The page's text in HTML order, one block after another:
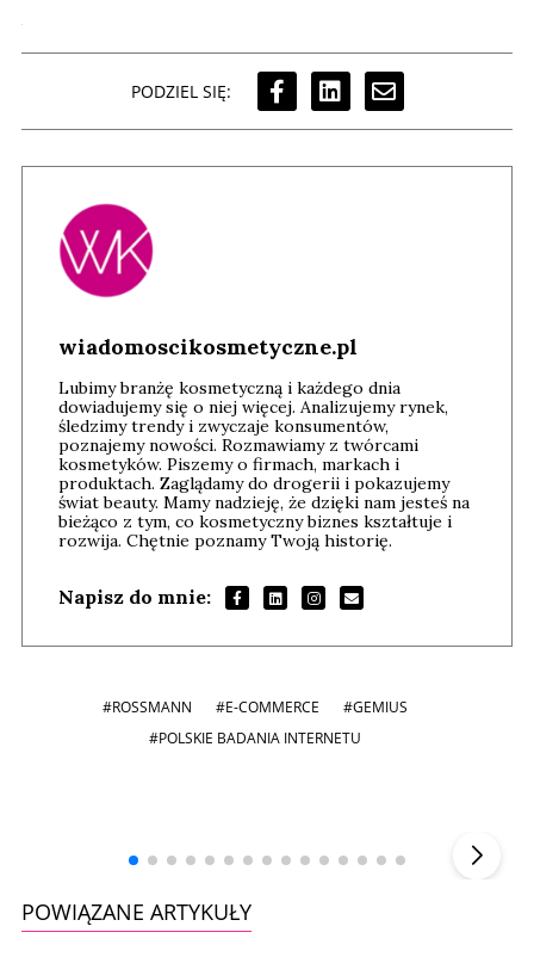
PODZIEL SIĘ:
wiadomoscikosmetyczne.pl
Lubimy branżę kosmetyczną i każdego dnia
dowiadujemy się o niej więcej. Analizujemy rynek,
śledzimy trendy i zwyczaje konsumentów,
poznajemy nowości. Rozmawiamy z twórcami
kosmetyków. Piszemy o firmach, markach i
produktach. Zaglądamy do drogerii i pokazujemy
świat beauty. Mamy nadzieję, że dzięki nam jesteś na
bieżąco z tym, co kosmetyczny biznes kształtuje i
rozwija. Chętnie poznamy Twoją historię.
Napisz do mnie:
#ROSSMANN #E-COMMERCE
#GEMIUS
#POLSKIE BADANIA INTERNETU
POWIĄZANE ARTYKUŁY